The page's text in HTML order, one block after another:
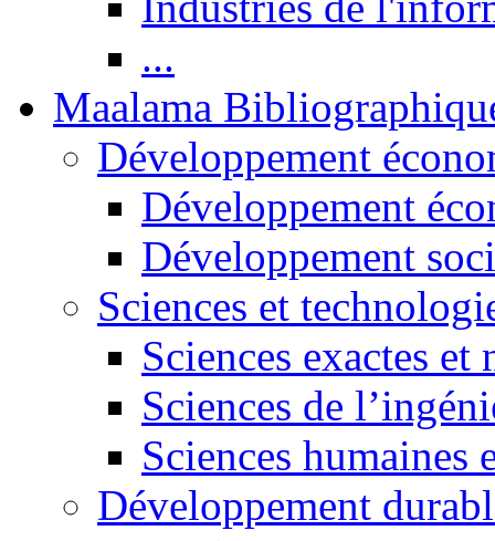
...
Maalama
Développement
Développement
Développement
Sciences et
Sciences exactes et
Sciences de
Sciences humaines
Développement